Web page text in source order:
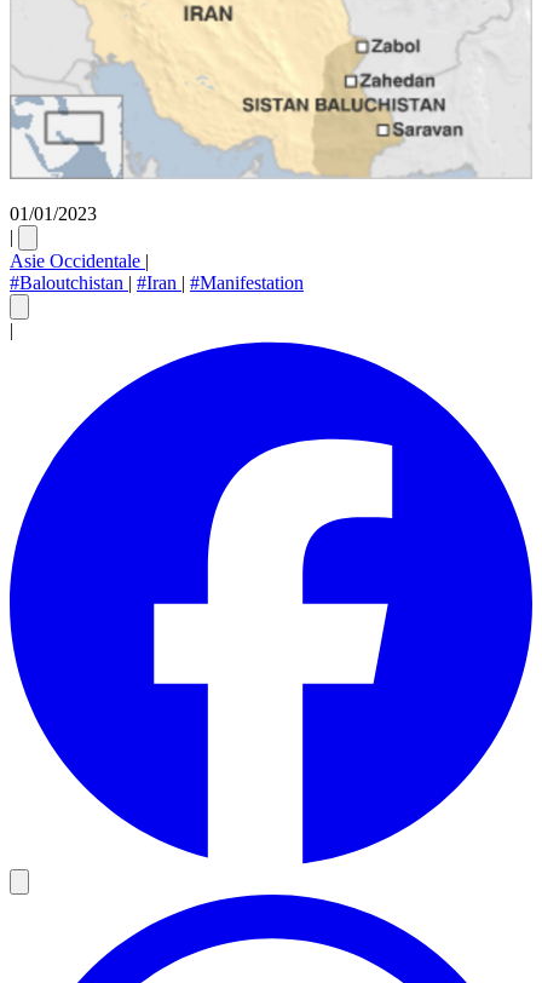
01/01/2023
|
Asie Occidentale |
#Baloutchistan | #Iran | #Manifestation
|